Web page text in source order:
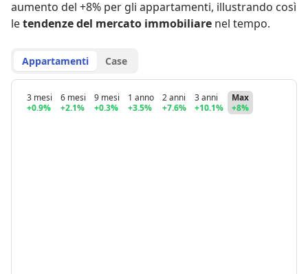
aumento del +8% per gli appartamenti, illustrando così
letendenze del mercato immobiliare nel tempo.
Appartamenti Case
3 mesi
+0.9%
6 mesi
+2.1%
9 mesi
+0.3%
1 anno
+3.5%
2 anni
+7.6%
3 anni
+10.1%
Max
+8%